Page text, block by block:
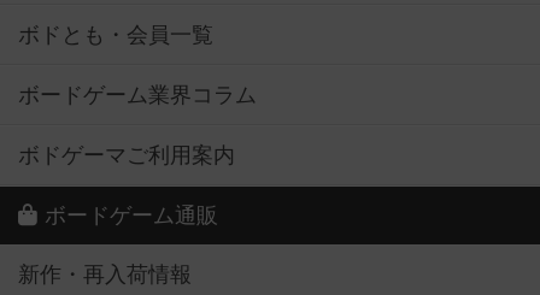
ボドとも・会員一覧
ボードゲーム業界コラム
ボドゲーマご利用案内
ボードゲーム通販
新作・再入荷情報